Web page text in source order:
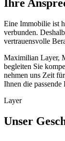
Ihre
Eine Immobilie ist
verbunden.
vertrauensvolle
Maximilian Layer,
begleiten Sie
nehmen uns Zeit
Ihnen die passende
Layer
Unser